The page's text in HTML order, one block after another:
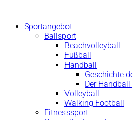
springenSportangebot
Ballsport
Beachvolleyball
Fußball
Handball
Geschichte
Der
Volleyball
Walking Football
Fitnesssport